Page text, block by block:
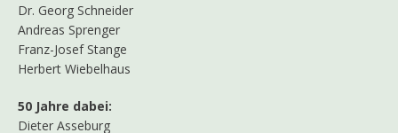
Dr. Georg Schneider
Andreas Sprenger
Franz-Josef Stange
Herbert Wiebelhaus
50 Jahre dabei:
Dieter Asseburg